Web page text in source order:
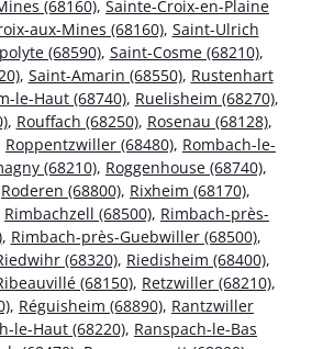
(68160), Sainte-Croix-en-Plaine
aux-Mines (68160), Saint-Ulrich
(68590), Saint-Cosme (68210),
, Saint-Amarin (68550), Rustenhart
le-Haut (68740), Ruelisheim (68270),
, Rouffach (68250), Rosenau (68128),
Roppentzwiller (68480), Rombach-le-
(68210), Roggenhouse (68740),
Roderen (68800), Rixheim (68170),
Rimbachzell (68500), Rimbach-près-
, Rimbach-près-Guebwiller (68500),
(68320), Riedisheim (68400),
(68150), Retzwiller (68210),
, Réguisheim (68890), Rantzwiller
le-Haut (68220), Ranspach-le-Bas